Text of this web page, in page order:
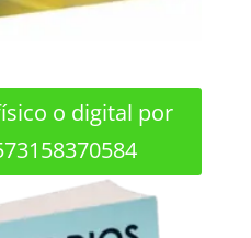
o digital por